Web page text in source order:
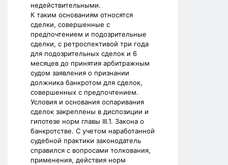
недействительными.
К таким основаниям относятся
сделки, совершенные с
предпочтением и подозрительные
сделки, с ретроспективой три года
для подозрительных сделок и 6
месяцев до принятия арбитражным
судом заявления о признании
должника банкротом для сделок,
совершенных с предпочтением.
Условия и основания оспаривания
сделок закреплены в диспозиции и
гипотезе норм главы III.1. Закона о
банкротстве. С учетом наработанной
судебной практики законодатель
справился с вопросами толкования,
применения, действия норм